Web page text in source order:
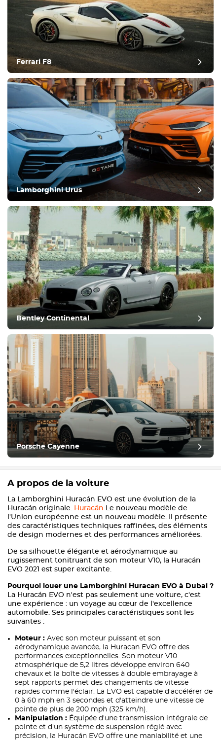
Ferrari F8
Lamborghini Urus
Bentley Continental
Porsche Cayenne
A propos de la voiture
La Lamborghini Huracán EVO est une évolution de la
Huracán originale. Huracán Le nouveau modèle de
l'Union européenne est un nouveau modèle. Il présente
des caractéristiques techniques raffinées, des éléments
de design modernes et des performances améliorées.
De sa silhouette élégante et aérodynamique au
rugissement tonitruant de son moteur V10, la Huracán
EVO 2021 est super excitante.
Pourquoi louer une Lamborghini Huracan EVO à Dubai ?
La Huracán EVO n'est pas seulement une voiture, c'est
une expérience : un voyage au cœur de l'excellence
automobile. Ses principales caractéristiques sont les
suivantes :
Moteur : Avec son moteur puissant et son
aérodynamique avancée, la Huracan EVO offre des
performances exceptionnelles. Son moteur V10
atmosphérique de 5,2 litres développe environ 640
chevaux et la boîte de vitesses à double embrayage à
sept rapports permet des changements de vitesse
rapides comme l'éclair. La EVO est capable d'accélérer de
0 à 60 mph en 3 secondes et d'atteindre une vitesse de
pointe de plus de 200 mph (325 km/h).
Manipulation : Équipée d'une transmission intégrale de
pointe et d'un système de suspension réglé avec
précision, la Huracán EVO offre une maniabilité et une